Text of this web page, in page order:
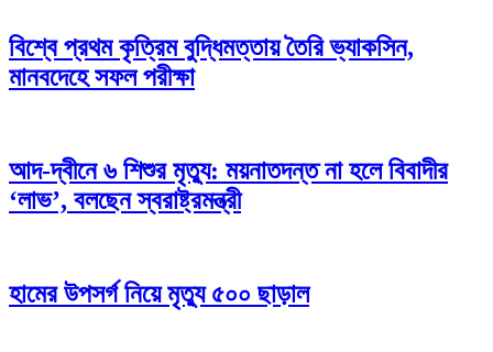
বিশ্বে প্রথম কৃত্রিম বুদ্ধিমত্তায় তৈরি ভ্যাকসিন,
মানবদেহে সফল পরীক্ষা
আদ-দ্বীনে ৬ শিশুর মৃত্যু: ময়নাতদন্ত না হলে বিবাদীর
‘লাভ’, বলছেন স্বরাষ্ট্রমন্ত্রী
হামের উপসর্গ নিয়ে মৃত্যু ৫০০ ছাড়াল